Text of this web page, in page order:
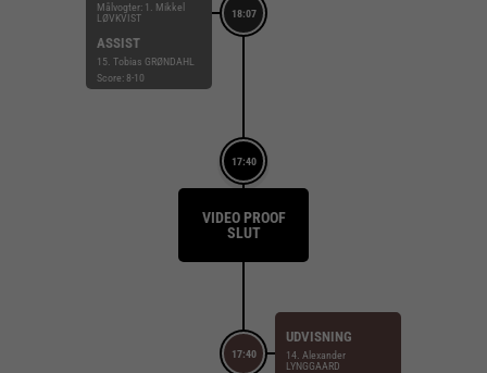
18:07
Målvogter: 1. Mikkel
LØVKVIST
ASSIST
15. Tobias GRØNDAHL
Score: 8-10
17:40
VIDEO PROOF
SLUT
17:40
UDVISNING
14. Alexander
LYNGGAARD